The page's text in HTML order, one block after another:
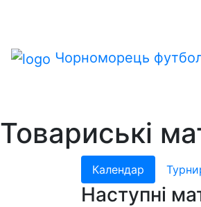
Чорноморець
Товариські
Календар
Наступні